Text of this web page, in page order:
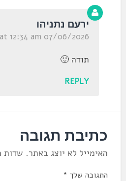
ירעם נתניהו
07/06/2026 at 12:34 am
תודה 🙂
REPLY
כתיבת תגובה
האימייל לא יוצג באתר. שדות
התגובה שלך *